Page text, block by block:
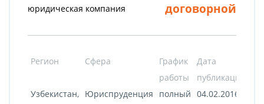
юридическая компания
договорной
Регион Сфера
График
работы
Дата
публикации
Узбекистан, Юриспруденция полный 04.02.2016